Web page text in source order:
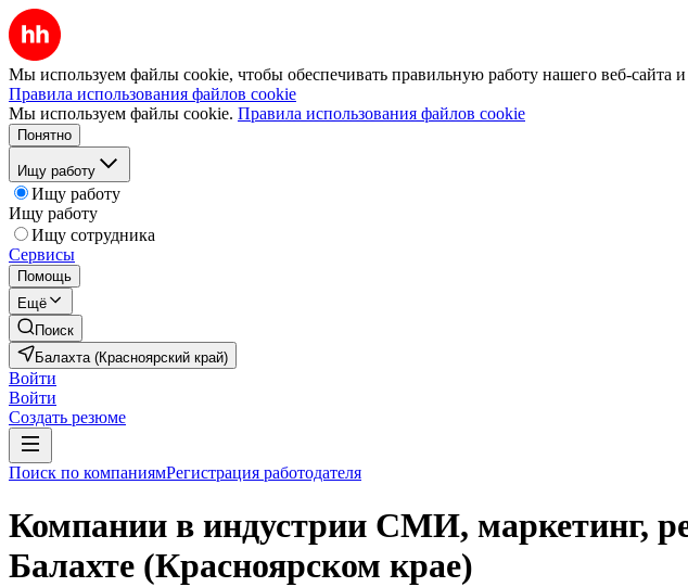
Мы используем файлы cookie, чтобы обеспечивать правильную работу нашего веб-сайта и
Правила использования файлов cookie
Мы используем файлы cookie. Правила использования файлов cookie
Понятно
Ищу работу
Ищу работу
Ищу работу
Ищу сотрудника
Сервисы
Помощь
Ещё
Поиск
Балахта (Красноярский край)
Войти
Войти
Создать резюме
Поиск по компаниямРегистрация работодателя
Компании в индустрии СМИ, маркетинг,
Балахте (Красноярском крае)